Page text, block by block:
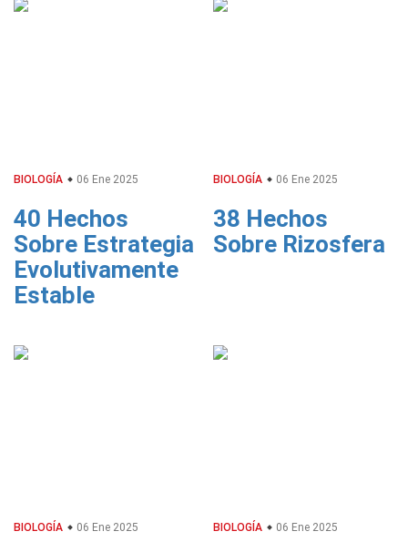
BIOLOGÍA 06 Ene 2025
40 Hechos
Sobre Estrategia
Evolutivamente
Estable
BIOLOGÍA 06 Ene 2025
38 Hechos
Sobre Rizosfera
BIOLOGÍA 06 Ene 2025 BIOLOGÍA 06 Ene 2025